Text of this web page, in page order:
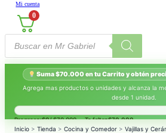
Mi cuenta
0
Búsqueda
productos
Suma $70.000 en tu Carrito y obtén
Agrega mas productos o unidades y alcanza la
desde 1 unidad.
Progreso:$0/ $70.000 — Te faltan$70.000.
Inicio > Tienda > Cocina y Comedor > Vajillas y